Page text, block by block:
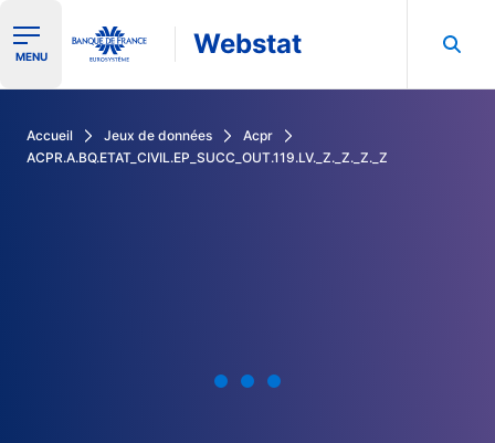
Ouvrir le menu de navigation
MENU Webstat
Accueil Jeux de données
Acpr
ACPR.A.BQ.ETAT_CIVIL.EP_SUCC_OUT.119.LV._Z._Z._Z._Z